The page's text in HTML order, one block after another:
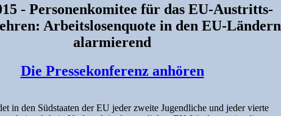
- Personenkomitee für das EU-Austritts-
Arbeitslosenquote in den EU-Ländern
alarmierend
Die Pressekonferenz anhören
in den Südstaaten der EU jeder zweite Jugendliche und jeder vierte